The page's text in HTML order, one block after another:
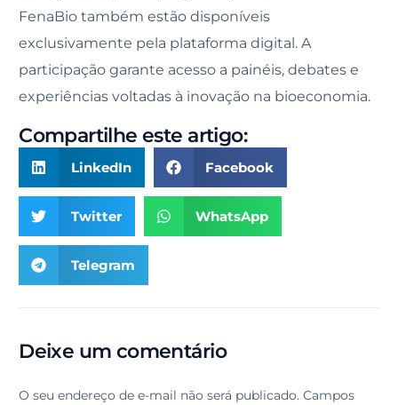
FenaBio também estão disponíveis
exclusivamente pela plataforma digital. A
participação garante acesso a painéis, debates e
experiências voltadas à inovação na bioeconomia.
Compartilhe este artigo:
LinkedIn Facebook
Twitter WhatsApp
Telegram
Deixe um comentário
O seu endereço de e-mail não será publicado. Campos